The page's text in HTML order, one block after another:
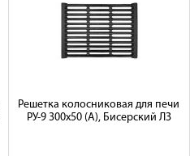
Решетка колосниковая для печи
РУ-9 300х50 (А), Бисерский ЛЗ